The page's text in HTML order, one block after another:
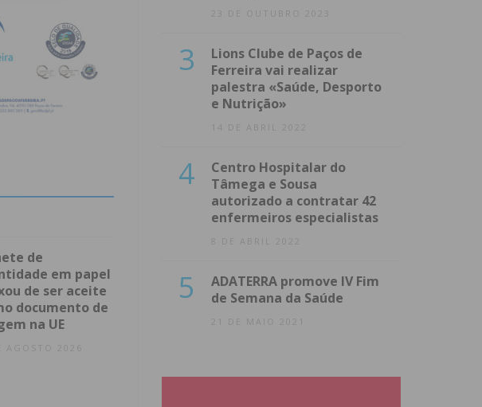
de
em papel
de ser aceite
documento de
na UE
AGOSTO 2026
23 DE OUTUBRO 2023
3
Lions Clube de Paços de
Ferreira vai realizar
palestra «Saúde, Desporto
e Nutrição»
14 DE ABRIL 2022
4
Centro Hospitalar do
Tâmega e Sousa
autorizado a contratar 42
enfermeiros especialistas
8 DE ABRIL 2022
5
ADATERRA promove IV Fim
de Semana da Saúde
21 DE MAIO 2021